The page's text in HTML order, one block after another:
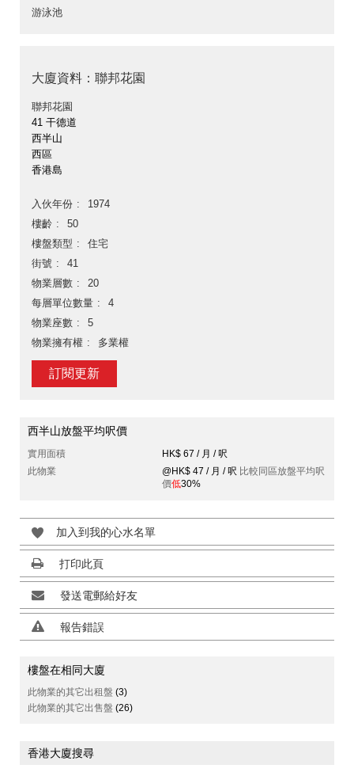
游泳池
大廈資料：聯邦花園
聯邦花園
41 干德道
西半山
西區
香港島
入伙年份
1974
樓齡
50
樓盤類型
住宅
街號
41
物業層數
20
每層單位數量
4
物業座數
5
物業擁有權
多業權
訂閱更新
西半山放盤平均呎價
實用面積
HK$ 67 / 月 / 呎
此物業
@HK$ 47 / 月 / 呎 比較同區放盤平均呎
價低30%
加入到我的心水名單
打印此頁
發送電郵給好友
報告錯誤
樓盤在相同大廈
此物業的其它出租盤 (3)
此物業的其它出售盤 (26)
香港大廈搜尋